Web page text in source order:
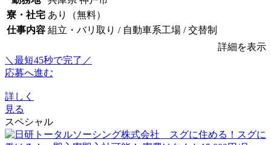
寮・社宅 あり（無料）
仕事内容 組立・バリ取り / 自動車系工場 / 交替制
詳細を表示
＼最短45秒で完了／
応募へ進む
詳しく
見る
スペシャル